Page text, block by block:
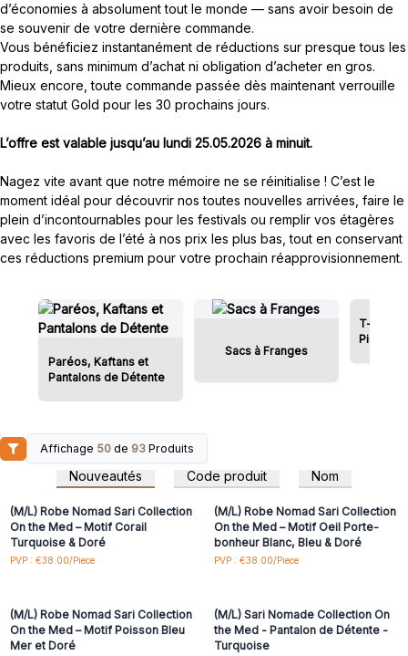
d’économies à absolument tout le monde — sans avoir besoin de
se souvenir de votre dernière commande.
Vous bénéficiez instantanément de réductions sur presque tous les
produits, sans minimum d’achat ni obligation d’acheter en gros.
Mieux encore, toute commande passée dès maintenant verrouille
votre statut Gold pour les 30 prochains jours.
L’offre est valable jusqu’au lundi 25.05.2026 à minuit.
Nagez vite avant que notre mémoire ne se réinitialise ! C’est le
moment idéal pour découvrir nos toutes nouvelles arrivées, faire le
plein d’incontournables pour les festivals ou remplir vos étagères
avec les favoris de l’été à nos prix les plus bas, tout en conservant
ces réductions premium pour votre prochain réapprovisionnement.
Paréos, Kaftans et
Pantalons de Détente
Sacs à Franges
T-shirt
Pierre
Affichage 50 de 93 Produits
Nouveautés Code produit Nom
Connectez-vous ou
inscrivez-vous pour
accéder aux prix de gros
(M/L) Robe Nomad Sari Collection
On the Med – Motif Corail
Turquoise & Doré
PVP : €38.00/Piece
inscrivez-vous pour
accéder aux prix de gros
(M/L) Robe Nomad Sari Collection
On the Med – Motif Oeil Porte-
bonheur Blanc, Bleu & Doré
PVP : €38.00/Piece
Connectez-vous ou
(M/L) Robe Nomad Sari Collection
On the Med – Motif Poisson Bleu
Mer et Doré
Connectez-vous ou
(M/L) Sari Nomade Collection On
the Med - Pantalon de Détente -
Turquoise